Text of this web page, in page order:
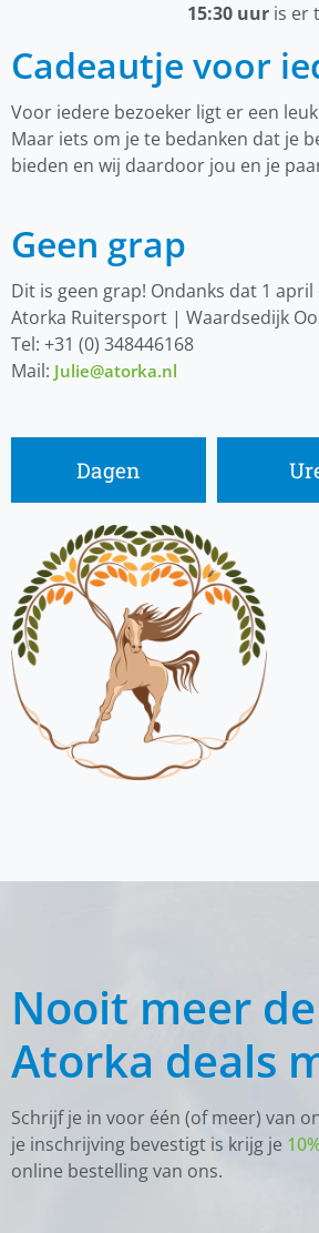
15:30 uur is er
Cadeautje voor
Voor iedere bezoeker ligt er een
Maar iets om je te bedanken dat je
bieden en wij daardoor jou en je
Geen grap
Dit is geen grap! Ondanks dat 1
Atorka Ruitersport | Waardsedijk
Tel: +31 (0) 348446168
Mail: Julie@atorka.nl
Dagen
Nooit meer
Atorka deals
Schrijf je in voor één (of meer) van
je inschrijving bevestigt is krijg je
online bestelling van ons.